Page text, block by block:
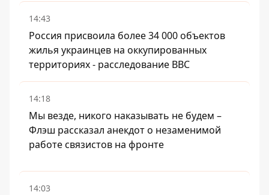
14:43
Россия присвоила более 34 000 объектов
жилья украинцев на оккупированных
территориях - расследование BBC
14:18
Мы везде, никого наказывать не будем –
Флэш рассказал анекдот о незаменимой
работе связистов на фронте
14:03